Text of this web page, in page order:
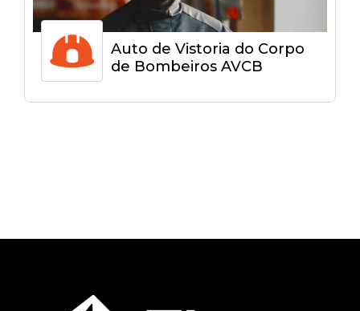
Auto de Vistoria do Corpo
de Bombeiros AVCB